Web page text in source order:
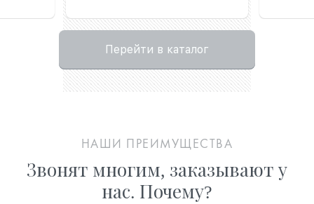
Перейти в каталог
НАШИ ПРЕИМУЩЕСТВА
Звонят многим, заказывают у
нас. Почему?